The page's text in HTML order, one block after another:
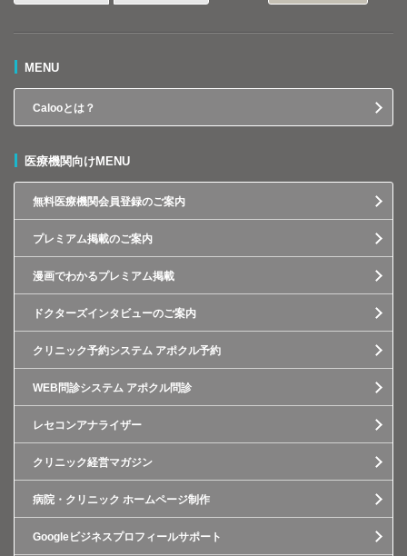
MENU
Calooとは？
医療機関向けMENU
無料医療機関会員登録のご案内
プレミアム掲載のご案内
漫画でわかるプレミアム掲載
ドクターズインタビューのご案内
クリニック予約システム アポクル予約
WEB問診システム アポクル問診
レセコンアナライザー
クリニック経営マガジン
病院・クリニック ホームページ制作
Googleビジネスプロフィールサポート